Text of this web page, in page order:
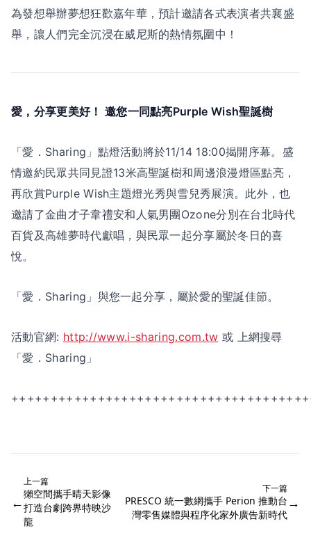
為發想舉辦夢想狂歡嘉年華，預計邀請各式表演者共襄盛
舉，讓人們完全沉浸在威尼斯的熱情氛圍中！
愛，分享更美好！ 邀您一同點亮Purple Wish聖誕樹
「愛．Sharing」點燈活動將於11/14 18:00揭開序幕。盛
情邀約民眾共同見證13米高聖誕樹和周邊浪漫燈區點亮，
再欣賞Purple Wish主題燈光秀與雪兒秀展演。此外，也
邀請了金曲才子韋禮安和人氣男團Ozone分別在台北時代
百貨及高雄夢時代獻唱，與民眾一起分享屬於冬日的喜
悅。
「愛．Sharing」與您一起分享，屬於愛的聖誕佳節。
活動官網: http://www.i-sharing.com.tw 或 上網搜尋
「愛．Sharing」
←
上一篇
獺空間攜手晴天影像
打造台劇跨界特映沙
龍
下一篇
PRESCO 統一數網攜手 Perion 推動台
灣零售媒體與程序化家外廣告新時代
→